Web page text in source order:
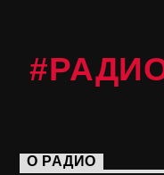
О РАДИО